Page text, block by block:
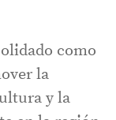
como
la
y la